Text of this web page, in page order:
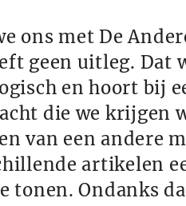
ons met De
geen uitleg. Dat
en hoort bij
die we krijgen
van een andere
artikelen
tonen. Ondanks